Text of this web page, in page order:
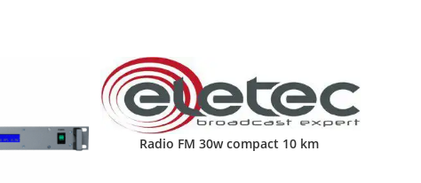
Radio FM 30w compact 10 km